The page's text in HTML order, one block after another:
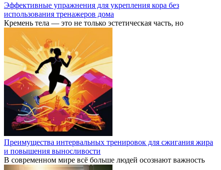
Эффективные упражнения для укрепления кора без
использования тренажеров дома
Кремень тела — это не только эстетическая часть, но
Преимущества интервальных тренировок для сжигания жира
и повышения выносливости
В современном мире всё больше людей осознают важность